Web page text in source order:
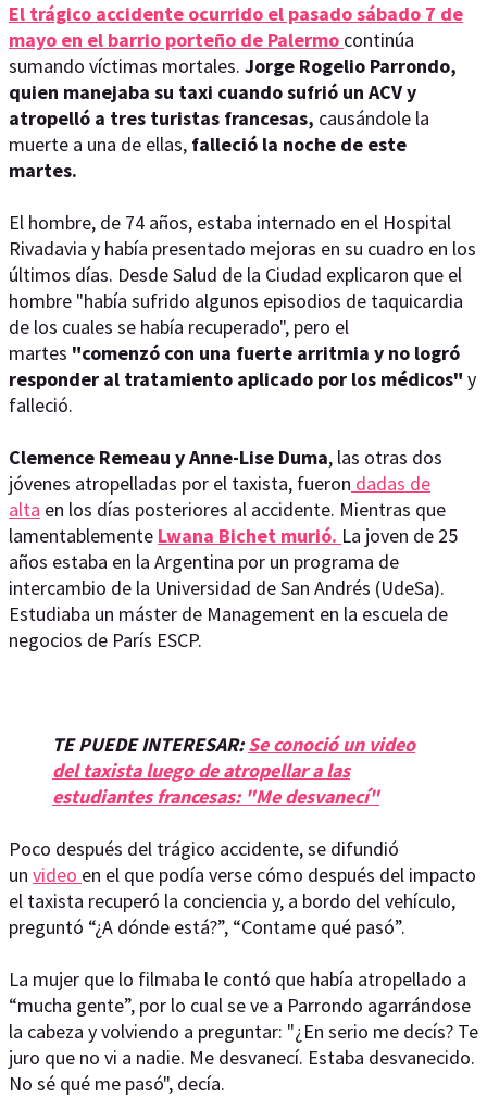
El trágico accidente ocurrido el pasado sábado 7 de
mayo en el barrio porteño de Palermo continúa
sumando víctimas mortales. Jorge Rogelio Parrondo,
quien manejaba su taxi cuando sufrió un ACV y
atropelló a tres turistas francesas, causándole la
muerte a una de ellas, falleció la noche de este
martes.
El hombre, de 74 años, estaba internado en el Hospital
Rivadavia y había presentado mejoras en su cuadro en los
últimos días. Desde Salud de la Ciudad explicaron que el
hombre "había sufrido algunos episodios de taquicardia
de los cuales se había recuperado", pero el
martes "comenzó con una fuerte arritmia y no logró
responder al tratamiento aplicado por los médicos" y
falleció.
Clemence Remeau y Anne-Lise Duma, las otras dos
jóvenes atropelladas por el taxista, fueron dadas de
alta en los días posteriores al accidente. Mientras que
lamentablemente Lwana Bichet murió. La joven de 25
años estaba en la Argentina por un programa de
intercambio de la Universidad de San Andrés (UdeSa).
Estudiaba un máster de Management en la escuela de
negocios de París ESCP.
TE PUEDE INTERESAR:Se conoció un video
del taxista luego de atropellar a las
estudiantes francesas: "Me desvanecí"
Poco después del trágico accidente, se difundió
un video en el que podía verse cómo después del impacto
el taxista recuperó la conciencia y, a bordo del vehículo,
preguntó “¿A dónde está?”, “Contame qué pasó”.
La mujer que lo filmaba le contó que había atropellado a
“mucha gente”, por lo cual se ve a Parrondo agarrándose
la cabeza y volviendo a preguntar: "¿En serio me decís? Te
juro que no vi a nadie. Me desvanecí. Estaba desvanecido.
No sé qué me pasó", decía.